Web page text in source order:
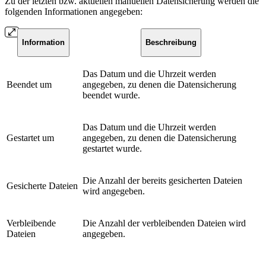
folgenden Informationen angegeben:
Information Beschreibung
Beendet um
Das Datum und die Uhrzeit werden
angegeben, zu denen die Datensicherung
beendet wurde.
Gestartet um
Das Datum und die Uhrzeit werden
angegeben, zu denen die Datensicherung
gestartet wurde.
Gesicherte Dateien
Die Anzahl der bereits gesicherten Dateien
wird angegeben.
Verbleibende
Dateien
Die Anzahl der verbleibenden Dateien wird
angegeben.